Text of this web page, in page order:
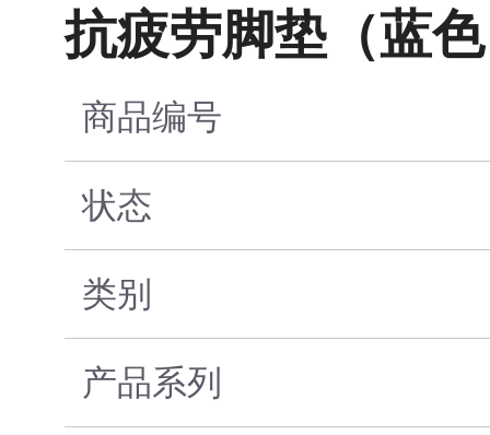
抗疲劳脚垫（蓝色
商品编号
状态
类别
产品系列